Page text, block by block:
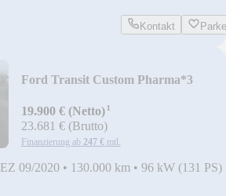
Kontakt
Ford Transit Custom Pharma*3
19.900 € (Netto)¹
23.681 € (Brutto)
Finanzierung ab 247 € mtl.
EZ 09/2020 • 130.000 km • 96 kW (131 PS)